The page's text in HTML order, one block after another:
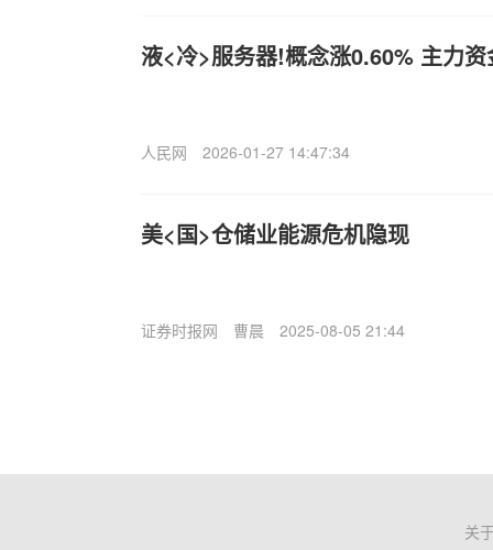
液<冷>服务器!概念涨0.60% 主力
人民网 2026-01-27 14:47:34
美<国>仓储业能源危机隐现
证券时报网 曹晨 2025-08-05 21:44
关